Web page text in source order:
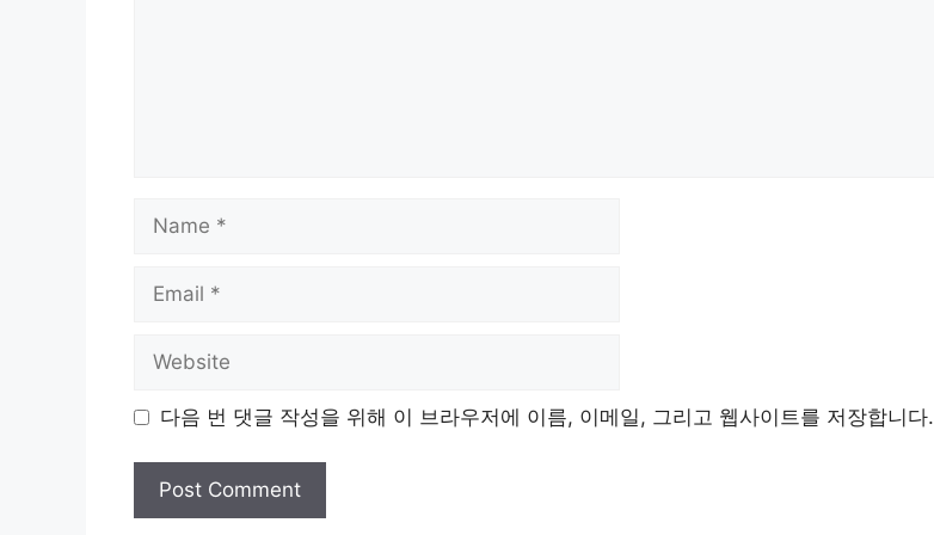
다음 번 댓글 작성을 위해 이 브라우저에 이름, 이메일, 그리고 웹사이트를 저장합니다.